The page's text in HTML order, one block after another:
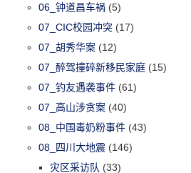
06_钟道昌车祸 (5)
07_CIC校园冲突 (17)
07_胡秀华案 (12)
07_醉驾撞碎新移民家庭 (15)
07_钓友遇袭事件 (61)
07_高山涉贪案 (40)
08_中国毒奶粉事件 (43)
08_四川大地震 (146)
灾区采访队 (33)